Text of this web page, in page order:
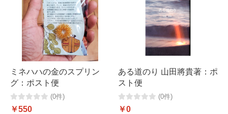
ミネハハの金のスプリン
グ：ポスト便
(0件)
￥550
ある道のり 山田將貴著：ポ
スト便
(0件)
￥0